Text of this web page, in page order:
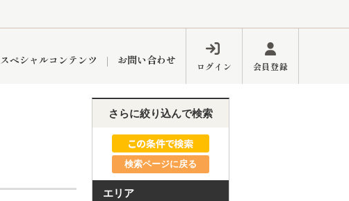
インフォメーション ブログ
スペシャルコンテンツ お問い合わせ ログイン 会員登録
さらに絞り込んで検索
検索ページに戻る
エリア